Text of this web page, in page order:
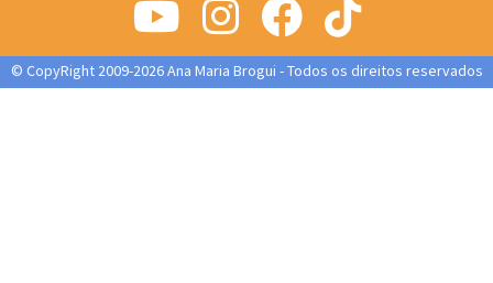
© CopyRight 2009-2026 Ana Maria Brogui - Todos os direitos reservados